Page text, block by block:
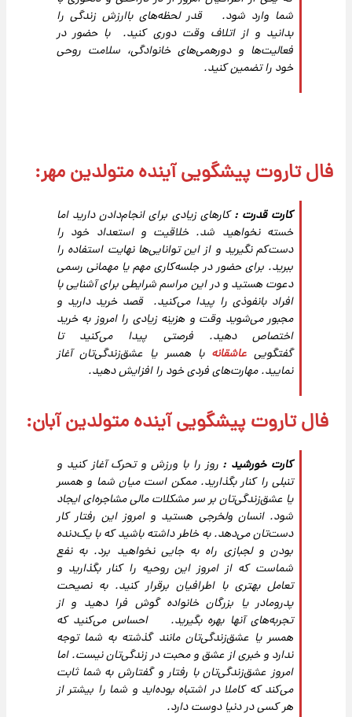
شما وارد شود. قدر لحظه‌های باارزش زندگی را
بدانید و از اتلاف وقت دوری کنید. با حضور در
فعالیت‌ها و دورهمی‌های خانوادگی، سلامت روحی
خود را تضمین کنید.
فال تاروت پیشگویی آینده متولدین مهر:
کارت قدرت :کارهای زیادی برای انجام‌دادن دارید اما
خسته نخواهید شد. خلاقیت و استعداد خود را
دست‌کم نگیرید و از این توانایی‌ها نهایت استفاده را
ببرید. برای حضور در جلسه‌کاری مهم یا مهمانی رسمی
دعوت هستید و در این مراسم شرایطی برای آشنایی با
افراد بانفوذی را پیدا می‌کنید. قصد خرید دارید و
مجبور می‌شوید وقت و هزینه زیادی را امروز به خرید
اختصاص دهید. فرصتی پیدا می‌کنید تا
گفتگوییعاشقانه با همسر یا عشق‌زندگی‌تان آغاز
نمایید. مهارت‌های فردی خود را افزایش دهید.
فال تاروت پیشگویی آینده متولدین آبان:
کارت خورشید : روز را با ورزش و تحرک آغاز کنید و
تنبلی را کنار بگذارید. ممکن است میان شما و همسر
یا عشق‌زندگی‌تان بر سر مشکلات مالی مشاجره‌ای ایجاد
شود. انسان ولخرجی هستید و امروز این رفتار کار
دست‌تان می‌دهد. به خاطر داشته باشید که با یک‌دنده
بودن و لجبازی راه به جایی نخواهید برد. به نفع
شماست که از امروز این روحیه را کنار بگذارید و
تعامل بهتری با اطرافیان برقرار کنید. به نصیحت
پدرومادر یا بزرگان خانواده گوش فرا دهید و از
تجربه‌های آنها بهره بگیرید. احساس می‌کنید که
همسر یا عشق‌زندگی‌تان مانند گذشته به شما توجه
ندارد و خبری از عشق و محبت در زندگی‌‌تان نیست. اما
امروز عشق‌زندگی‌تان با رفتار و گفتارش به شما ثابت
می‌کند که کاملا در اشتباه بوده‌اید و شما را بیشتر از
هر کسی در دنیا دوست دارد.